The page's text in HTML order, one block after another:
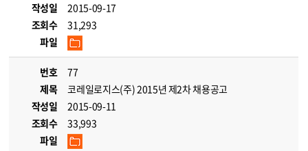
작성일
2015-09-17
조회수
31,293
파일
번호
77
제목
코레일로지스(주) 2015년 제2차 채용공고
작성일
2015-09-11
조회수
33,993
파일